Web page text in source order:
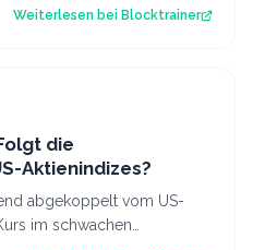
Weiterlesen bei Blocktrainer
die
Aktienindizes?
abgekoppelt vom US-
im schwachen